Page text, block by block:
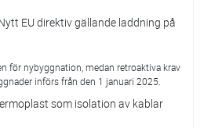
EU direktiv gällande laddning på
för nybyggnation, medan retroaktiva krav
införs från den 1 januari 2025.
som isolation av kablar